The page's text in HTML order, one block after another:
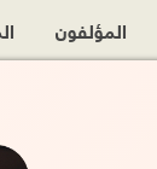
المؤلفون